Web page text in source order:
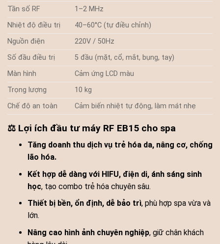
Tần số RF
1–2 MHz
Nhiệt độ điều trị
40–60°C (tự điều chỉnh)
Nguồn điện
220V / 50Hz
Số đầu điều trị
5 đầu (mặt, cổ, mắt, bụng, tay)
Màn hình
Cảm ứng LCD màu
Trọng lượng
10 kg
Chế độ an toàn
Cảm biến nhiệt tự động, làm mát nhẹ
⚖️ Lợi ích đầu tư máy RF EB15 cho spa
Tăng doanh thu dịch vụ trẻ hóa da, nâng cơ, chống
lão hóa.
Kết hợp dễ dàng với HIFU, điện di, ánh sáng sinh
học, tạo combo trẻ hóa chuyên sâu.
Thiết bị bền, ổn định, dễ bảo trì, phù hợp spa vừa và
lớn.
Nâng cao hình ảnh chuyên nghiệp, giữ chân khách